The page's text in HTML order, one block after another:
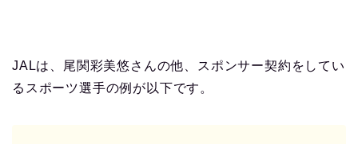
JALは、尾関彩美悠さんの他、スポンサー契約をしてい
るスポーツ選手の例が以下です。